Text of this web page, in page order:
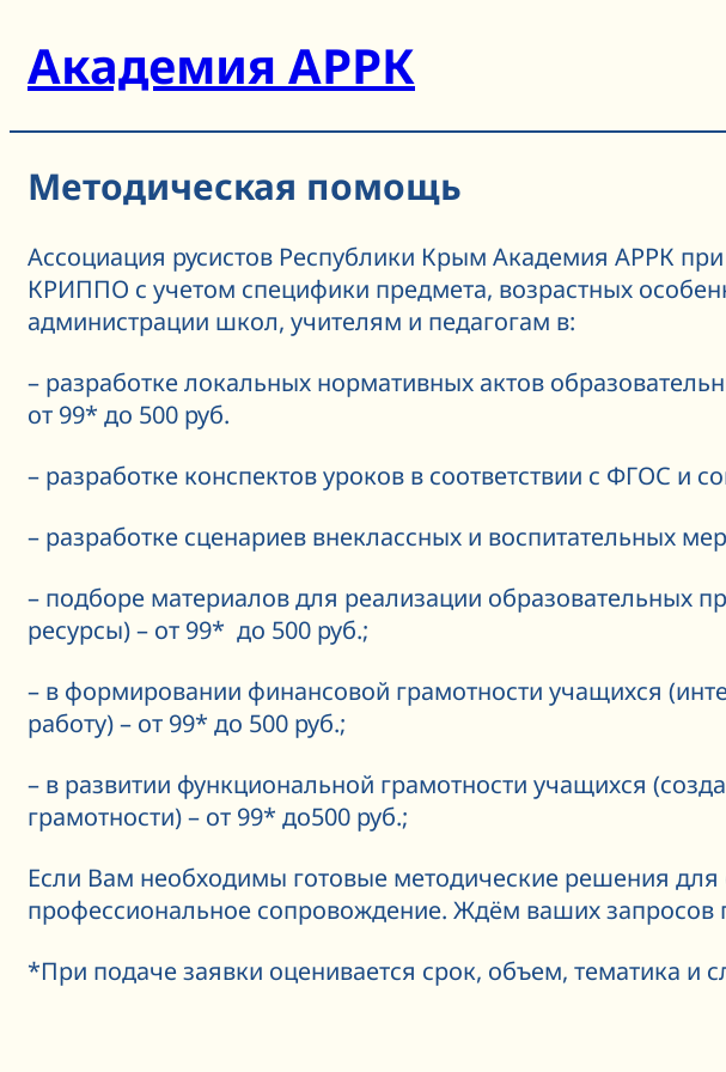
Перейти
Академия АРРК
Методическая помощь
Ассоциация русистов Республики Крым Академия АРРК
КРИППО с учетом специфики предмета, возрастных
администрации школ, учителям и педагогам в:
– разработке локальных нормативных актов
от 99* до 500 руб.
– разработке конспектов уроков в соответствии с ФГОС и
– разработке сценариев внеклассных и воспитательных
– подборе материалов для реализации образовательных
ресурсы) – от 99* до 500 руб.;
– в формировании финансовой грамотности учащихся
работу) – от 99* до 500 руб.;
– в развитии функциональной грамотности учащихся
грамотности) – от 99* до500 руб.;
Если Вам необходимы готовые методические решения для
профессиональное сопровождение. Ждём ваших запросов
*При подаче заявки оценивается срок, объем, тематика и